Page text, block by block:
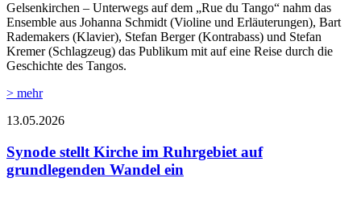
Gelsenkirchen – Unterwegs auf dem „Rue du Tango“ nahm das
Ensemble aus Johanna Schmidt (Violine und Erläuterungen), Bart
Rademakers (Klavier), Stefan Berger (Kontrabass) und Stefan
Kremer (Schlagzeug) das Publikum mit auf eine Reise durch die
Geschichte des Tangos.
> mehr
13.05.2026
Synode stellt Kirche im Ruhrgebiet auf
grundlegenden Wandel ein